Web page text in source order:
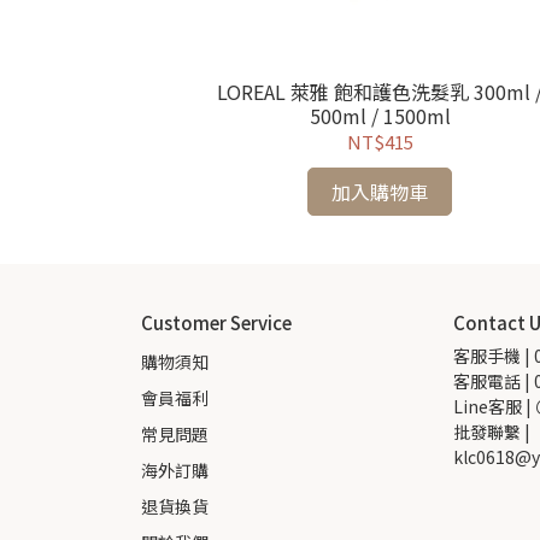
LOREAL 萊雅 飽和護色洗髮乳 300ml
500ml / 1500ml
NT$415
加入購物車
Customer Service
購物須知
會員福利
常見問題
海外訂購
退貨換貨
Contact
客服手機 |
客服電話 |
Line客服 |
批發聯繫 |